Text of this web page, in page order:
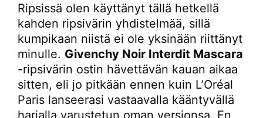
Ripsissä olen käyttänyt tällä hetkellä
kahden ripsivärin yhdistelmää, sillä
kumpikaan niistä ei ole yksinään riittänyt
minulle. Givenchy Noir Interdit Mascara
-ripsivärin ostin hävettävän kauan aikaa
sitten, eli jo pitkään ennen kuin L’Oréal
Paris lanseerasi vastaavalla kääntyvällä
harjalla varustetun oman versionsa. En